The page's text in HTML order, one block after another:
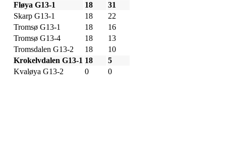
Fløya G13-1
18
31
Skarp G13-1
18
22
Tromsø G13-1
18
16
Tromsø G13-4
18
13
Tromsdalen G13-2
18
10
Krokelvdalen G13-1 18
5
Kvaløya G13-2
0 0